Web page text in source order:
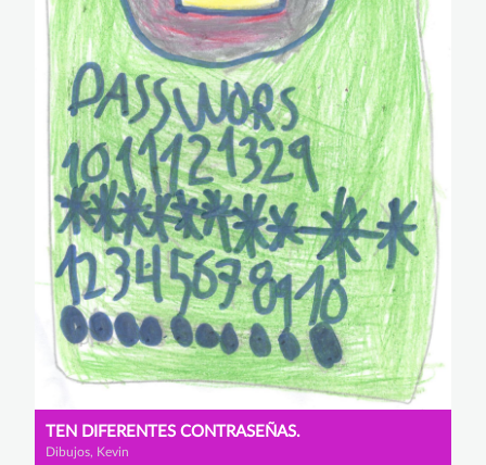
TEN DIFERENTES CONTRASEÑAS.
Dibujos, Kevin